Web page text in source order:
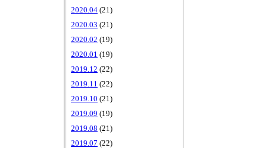
2020.04 (21)
2020.03 (21)
2020.02 (19)
2020.01 (19)
2019.12 (22)
2019.11 (22)
2019.10 (21)
2019.09 (19)
2019.08 (21)
2019.07 (22)